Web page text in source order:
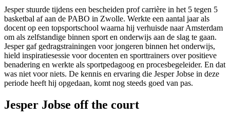
Jesper stuurde tijdens een bescheiden prof carrière in het 5 tegen 5
basketbal af aan de PABO in Zwolle. Werkte een aantal jaar als
docent op een topsportschool waarna hij verhuisde naar Amsterdam
om als zelfstandige binnen sport en onderwijs aan de slag te gaan.
Jesper gaf gedragstrainingen voor jongeren binnen het onderwijs,
hield inspiratiesessie voor docenten en sporttrainers over positieve
benadering en werkte als sportpedagoog en procesbegeleider. En dat
was niet voor niets. De kennis en ervaring die Jesper Jobse in deze
periode heeft hij opgedaan, komt nog steeds goed van pas.
Jesper Jobse off the court